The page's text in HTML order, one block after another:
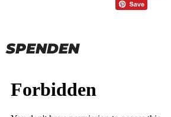
SPENDEN